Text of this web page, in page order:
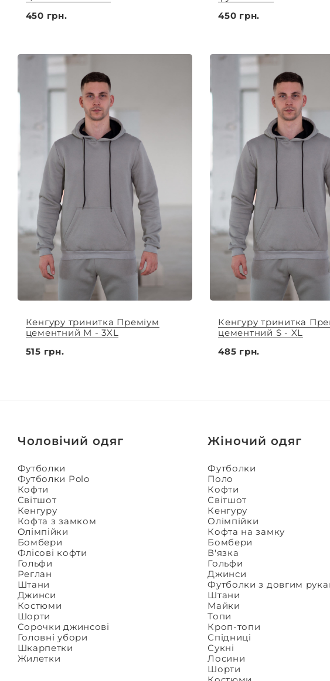
450 грн.
450 грн.
Кенгуру тринитка Преміум
цементний M - 3XL
515 грн.
Кенгуру тринитка
цементний S - XL
485 грн.
Чоловічий одяг
Футболки
Футболки Polo
Кофти
Світшот
Кенгуру
Кофта з замком
Олімпійки
Бомбери
Флісові кофти
Гольфи
Реглан
Штани
Джинси
Костюми
Шорти
Сорочки джинсові
Головні убори
Шкарпетки
Жилетки
Жіночий одяг
Футболки
Поло
Кофти
Світшот
Кенгуру
Олімпійки
Кофта на замку
Бомбери
В'язка
Гольфи
Джинси
Футболки з довгим
Штани
Майки
Топи
Кроп-топи
Спідниці
Сукні
Лосини
Шорти